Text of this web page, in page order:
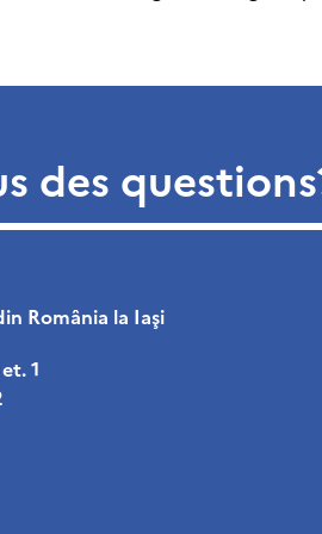
des
România la Iaşi
1